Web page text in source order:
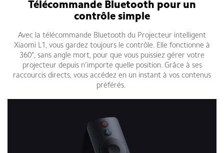
Télécommande Bluetooth pour un
contrôle simple
Avec la télécommande Bluetooth du Projecteur intelligent
Xiaomi L1, vous gardez toujours le contrôle. Elle fonctionne à
360°, sans angle mort, pour que vous puissiez gérer votre
projecteur depuis n’importe quelle position. Grâce à ses
raccourcis directs, vous accédez en un instant à vos contenus
préférés.